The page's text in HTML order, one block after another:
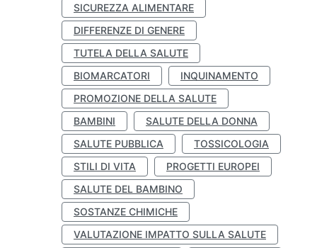
SICUREZZA ALIMENTARE
DIFFERENZE DI GENERE
TUTELA DELLA SALUTE
BIOMARCATORI
INQUINAMENTO
PROMOZIONE DELLA SALUTE
BAMBINI
SALUTE DELLA DONNA
SALUTE PUBBLICA
TOSSICOLOGIA
STILI DI VITA
PROGETTI EUROPEI
SALUTE DEL BAMBINO
SOSTANZE CHIMICHE
VALUTAZIONE IMPATTO SULLA SALUTE